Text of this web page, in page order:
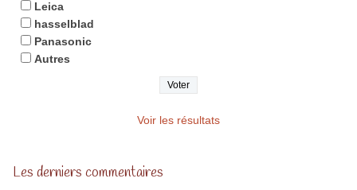
Leica
hasselblad
Panasonic
Autres
Voir les résultats
Les derniers commentaires